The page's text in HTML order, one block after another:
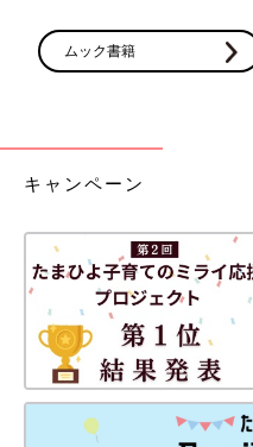
ムック書籍
キャンペーン